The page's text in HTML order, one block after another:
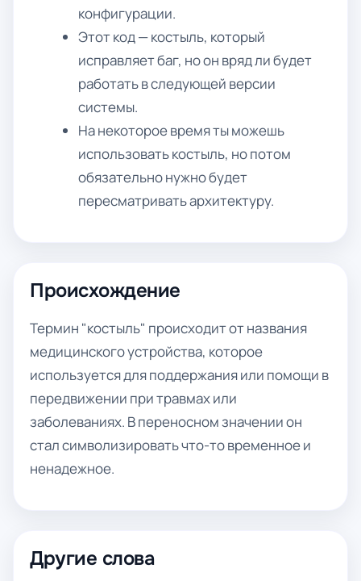
конфигурации.
Этот код — костыль, который
исправляет баг, но он вряд ли будет
работать в следующей версии
системы.
На некоторое время ты можешь
использовать костыль, но потом
обязательно нужно будет
пересматривать архитектуру.
Происхождение
Термин "костыль" происходит от названия
медицинского устройства, которое
используется для поддержания или помощи в
передвижении при травмах или
заболеваниях. В переносном значении он
стал символизировать что-то временное и
ненадежное.
Другие слова